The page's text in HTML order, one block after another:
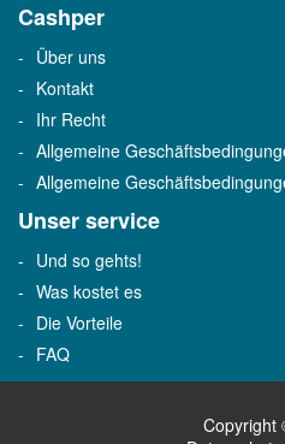
Cashper
Über uns
Kontakt
Ihr Recht
Allgemeine
Allgemeine
Unser service
Und so gehts!
Was kostet es
Die Vorteile
FAQ
Copyright